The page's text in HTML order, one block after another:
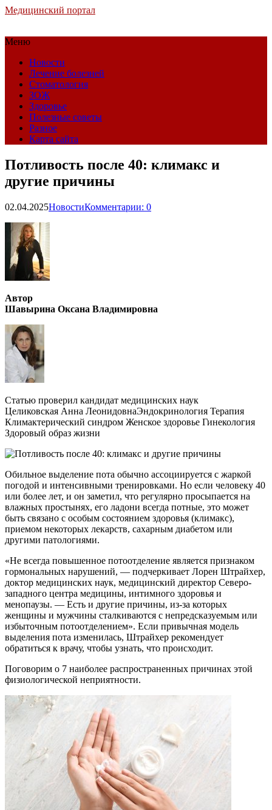
Медицинский портал
Меню
Новости
Лечение болезней
Стоматология
ЗОЖ
Здоровье
Полезные советы
Разное
Карта сайта
Потливость после 40: климакс и
другие причины
02.04.2025НовостиКомментарии: 0
Автор
Шавырина Оксана Владимировна
Статью проверил кандидат медицинских наук
Целиковская Анна ЛеонидовнаЭндокринология Терапия
Климактерический синдром Женское здоровье Гинекология
Здоровый образ жизни
Обильное выделение пота обычно ассоциируется с жаркой
погодой и интенсивными тренировками. Но если человеку 40
или более лет, и он заметил, что регулярно просыпается на
влажных простынях, его ладони всегда потные, это может
быть связано с особым состоянием здоровья (климакс),
приемом некоторых лекарств, сахарным диабетом или
другими патологиями.
«Не всегда повышенное потоотделение является признаком
гормональных нарушений, — подчеркивает Лорен Штрайхер,
доктор медицинских наук, медицинский директор Северо-
западного центра медицины, интимного здоровья и
менопаузы. — Есть и другие причины, из-за которых
женщины и мужчины сталкиваются с непредсказуемым или
избыточным потоотделением». Если привычная модель
выделения пота изменилась, Штрайхер рекомендует
обратиться к врачу, чтобы узнать, что происходит.
Поговорим о 7 наиболее распространенных причинах этой
физиологической неприятности.